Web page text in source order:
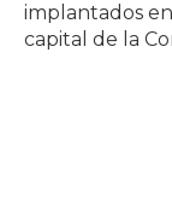
implantados
capital de la